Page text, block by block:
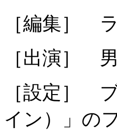
［編集］
［出演］
［設定］
イン）」の